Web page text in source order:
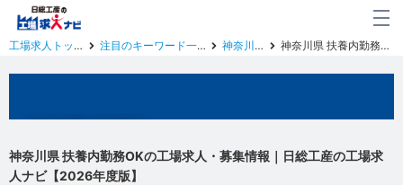
工場求人トップ 注目のキーワード一覧 神奈川県 神奈川県 扶養内勤務OK
神奈川県 扶養内勤務OKの工場求人・募集情報｜日総工産の工場求
人ナビ【2026年度版】